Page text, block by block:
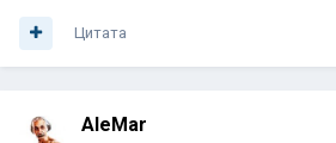
Цитата
AleMar